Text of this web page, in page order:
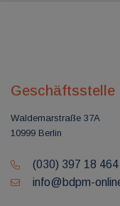
Geschäftsstelle
Waldemarstraße 37A
10999 Berlin
(030) 397 18 464
info@bdpm-